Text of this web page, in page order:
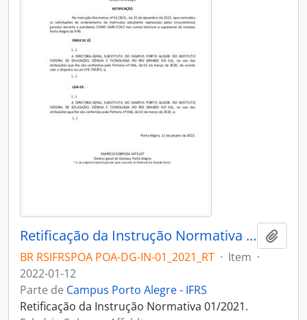
Retificação da Instrução Normativa 01/2021
BR RSIFRSPOA POA-DG-IN-01_2021_RT · Item ·
2022-01-12
Parte de Campus Porto Alegre - IFRS
Retificação da Instrução Normativa 01/2021.